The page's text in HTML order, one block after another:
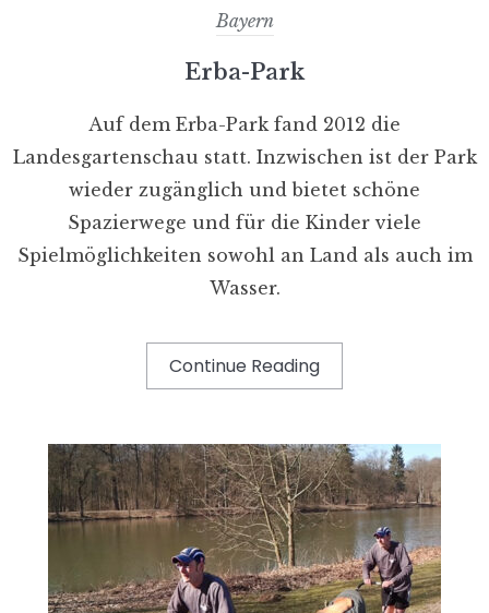
Bayern
Erba-Park
Auf dem Erba-Park fand 2012 die
Landesgartenschau statt. Inzwischen ist der Park
wieder zugänglich und bietet schöne
Spazierwege und für die Kinder viele
Spielmöglichkeiten sowohl an Land als auch im
Wasser.
Continue Reading